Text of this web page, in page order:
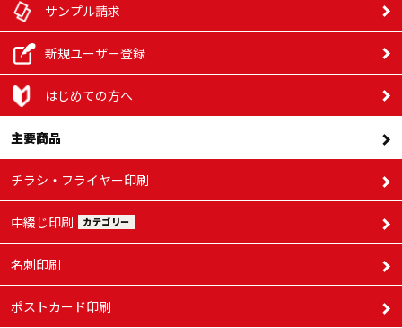
サンプル請求
新規ユーザー登録
はじめての方へ
主要商品
チラシ・フライヤー印刷
中綴じ印刷 カテゴリー
名刺印刷
ポストカード印刷